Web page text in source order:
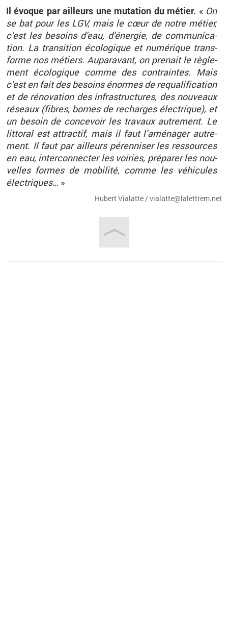
Il évoque par ailleurs une mu­ta­tion du mé­tier. « On
se bat pour les LGV, mais le cœur de notre mé­tier,
c’est les be­soins d’eau, d’éner­gie, de com­mu­ni­ca­
tion. La tran­si­tion éco­lo­gique et nu­mé­rique trans­
forme nos mé­tiers. Au­pa­ra­vant, on pre­nait le rè­gle­
ment éco­lo­gique comme des contraintes. Mais
c’est en fait des be­soins énormes de re­qua­li­fi­ca­tion
et de ré­no­va­tion des in­fra­struc­tures, des nou­veaux
ré­seaux (fibres, bornes de re­charges élec­trique), et
un be­soin de conce­voir les tra­vaux au­tre­ment. Le
lit­to­ral est at­trac­tif, mais il faut l’amé­na­ger au­tre­
ment. Il faut par ailleurs pé­ren­ni­ser les res­sources
en eau, in­ter­con­nec­ter les voi­ries, pré­pa­rer les nou­
velles formes de mo­bi­lité, comme les vé­hi­cules
élec­triques… »
Hu­bert Via­latte / via­lat­te@​la­let­trem.​net